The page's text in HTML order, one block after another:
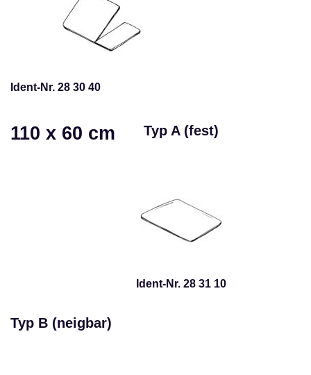
Ident-Nr. 28 30 40
110 x 60 cm Typ A (fest)
Ident-Nr. 28 31 10
Typ B (neigbar)